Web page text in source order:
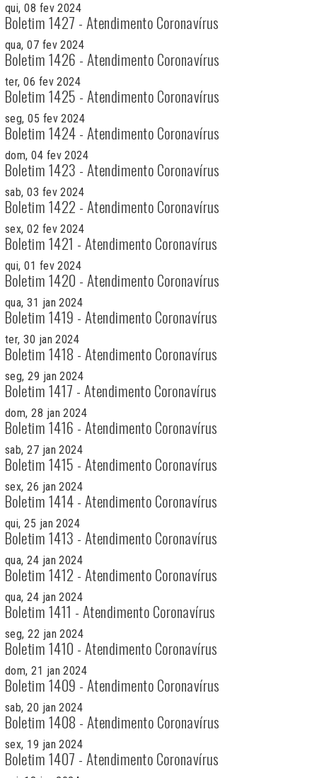
qui, 08 fev 2024
Boletim 1427 - Atendimento Coronavírus
qua, 07 fev 2024
Boletim 1426 - Atendimento Coronavírus
ter, 06 fev 2024
Boletim 1425 - Atendimento Coronavírus
seg, 05 fev 2024
Boletim 1424 - Atendimento Coronavírus
dom, 04 fev 2024
Boletim 1423 - Atendimento Coronavírus
sab, 03 fev 2024
Boletim 1422 - Atendimento Coronavírus
sex, 02 fev 2024
Boletim 1421 - Atendimento Coronavírus
qui, 01 fev 2024
Boletim 1420 - Atendimento Coronavírus
qua, 31 jan 2024
Boletim 1419 - Atendimento Coronavírus
ter, 30 jan 2024
Boletim 1418 - Atendimento Coronavírus
seg, 29 jan 2024
Boletim 1417 - Atendimento Coronavírus
dom, 28 jan 2024
Boletim 1416 - Atendimento Coronavírus
sab, 27 jan 2024
Boletim 1415 - Atendimento Coronavírus
sex, 26 jan 2024
Boletim 1414 - Atendimento Coronavírus
qui, 25 jan 2024
Boletim 1413 - Atendimento Coronavírus
qua, 24 jan 2024
Boletim 1412 - Atendimento Coronavírus
qua, 24 jan 2024
Boletim 1411 - Atendimento Coronavírus
seg, 22 jan 2024
Boletim 1410 - Atendimento Coronavírus
dom, 21 jan 2024
Boletim 1409 - Atendimento Coronavírus
sab, 20 jan 2024
Boletim 1408 - Atendimento Coronavírus
sex, 19 jan 2024
Boletim 1407 - Atendimento Coronavírus